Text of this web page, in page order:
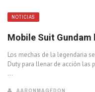
NOTICIAS
Mobile Suit Gundam
Los mechas de la legendaria
Duty para llenar de acción las
...
AARONMAGEDON